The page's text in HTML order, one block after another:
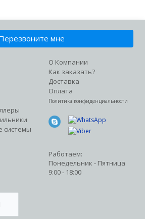
мне
системы
О Компании
Как заказать?
Доставка
Оплата
Политика конфиденциальности
Работаем:
Понедельник - Пятница
9:00 - 18:00